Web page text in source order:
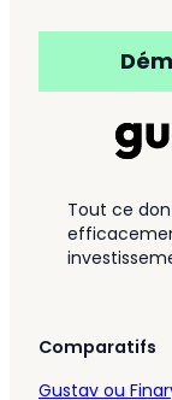
Tout ce
Comparatifs
Gustav ou